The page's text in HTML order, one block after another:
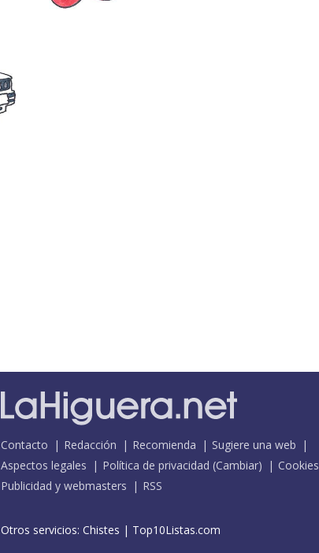
Contacto Redacción Recomienda
Sugiere una web
Aspectos legales
Política de privacidad (Cambiar)
Cookies
Publicidad y webmasters
RSS
Otros servicios: Chistes | Top10Listas.com